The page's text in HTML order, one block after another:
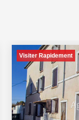
Visiter Rapidement